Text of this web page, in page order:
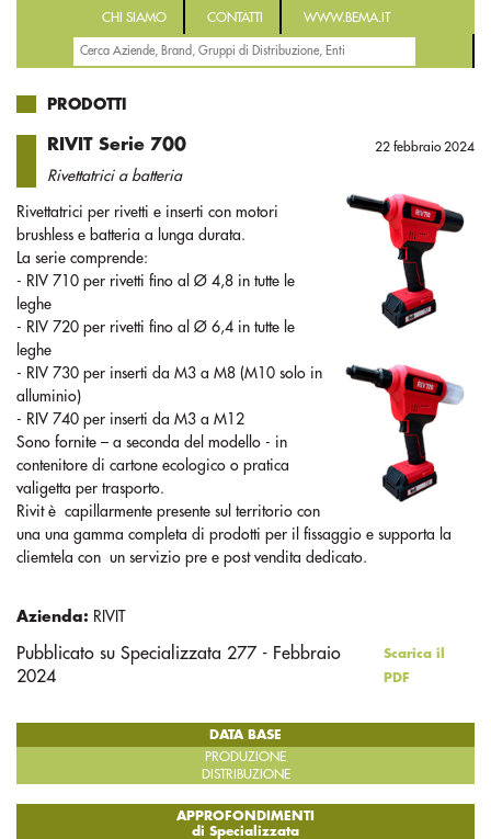
CHI SIAMO CONTATTI WWW.BEMA.IT
PRODOTTI
RIVIT Serie 700
Rivettatrici a batteria
22 febbraio 2024
Rivettatrici per rivetti e inserti con motori
brushless e batteria a lunga durata.
La serie comprende:
- RIV 710 per rivetti fino al Ø 4,8 in tutte le
leghe
- RIV 720 per rivetti fino al Ø 6,4 in tutte le
leghe
- RIV 730 per inserti da M3 a M8 (M10 solo in
alluminio)
- RIV 740 per inserti da M3 a M12
Sono fornite – a seconda del modello - in
contenitore di cartone ecologico o pratica
valigetta per trasporto.
Rivit è capillarmente presente sul territorio con
una una gamma completa di prodotti per il fissaggio e supporta la
cliemtela con un servizio pre e post vendita dedicato.
Azienda: RIVIT
Pubblicato su Specializzata 277 - Febbraio
2024
Scarica il
PDF
DATA BASE
PRODUZIONE
DISTRIBUZIONE
APPROFONDIMENTI
di Specializzata